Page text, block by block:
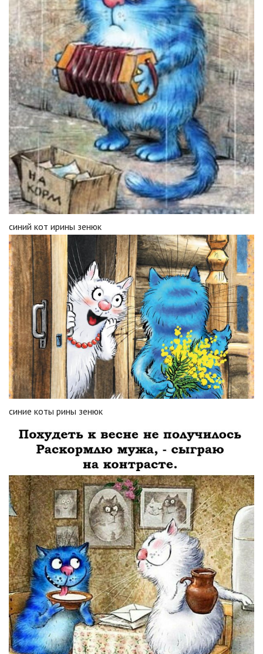
синий кот ирины зенюк
синие коты рины зенюк